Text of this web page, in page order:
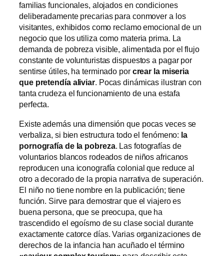
familias funcionales, alojados en condiciones
deliberadamente precarias para conmover a los
visitantes, exhibidos como reclamo emocional de un
negocio que los utiliza como materia prima. La
demanda de pobreza visible, alimentada por el flujo
constante de volunturistas dispuestos a pagar por
sentirse útiles, ha terminado por crear la miseria
que pretendía aliviar. Pocas dinámicas ilustran con
tanta crudeza el funcionamiento de una estafa
perfecta.
Existe además una dimensión que pocas veces se
verbaliza, si bien estructura todo el fenómeno: la
pornografía de la pobreza. Las fotografías de
voluntarios blancos rodeados de niños africanos
reproducen una iconografía colonial que reduce al
otro a decorado de la propia narrativa de superación.
El niño no tiene nombre en la publicación; tiene
función. Sirve para demostrar que el viajero es
buena persona, que se preocupa, que ha
trascendido el egoísmo de su clase social durante
exactamente catorce días. Varias organizaciones de
derechos de la infancia han acuñado el término